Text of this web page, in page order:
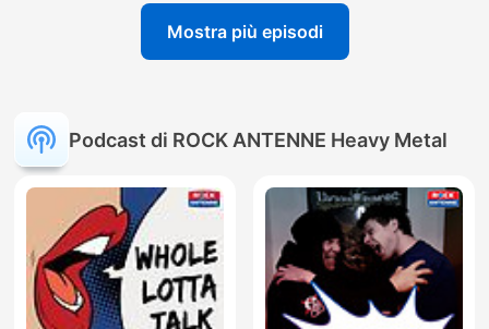
Mostra più episodi
Podcast di ROCK ANTENNE Heavy Metal